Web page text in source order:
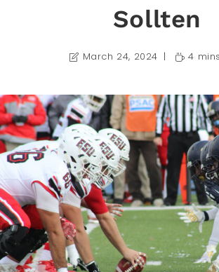
Sollten
March 24, 2024 4